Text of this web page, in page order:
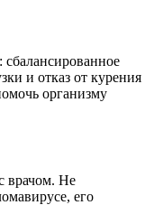
и отказ от курения
организму
врачом. Не
его